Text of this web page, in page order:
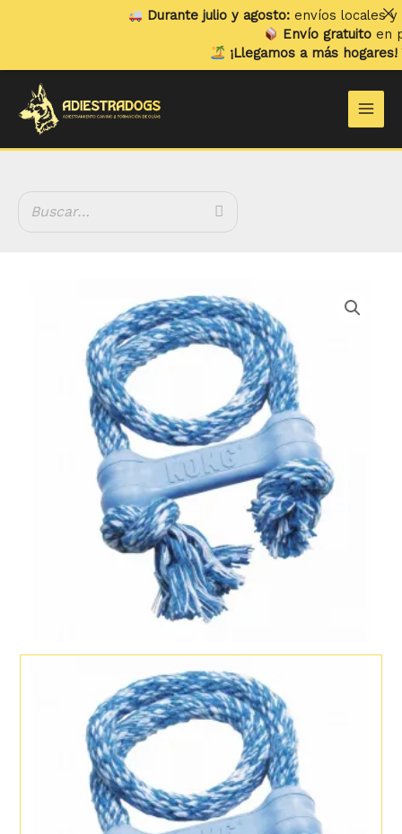
Durante julio y agosto:envíos locales y
Envío gratuitoen
¡Llegamos a más hogares!Ya